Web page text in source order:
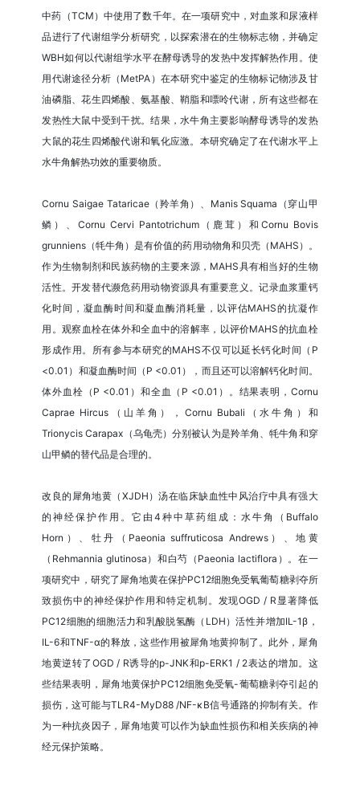
中药（TCM）中使用了数千年。在一项研究中，对血浆和尿液样
品进行了代谢组学分析研究，以探索潜在的生物标志物，并确定
WBH如何以代谢组学水平在酵母诱导的发热中发挥解热作用。使
用代谢途径分析（MetPA）在本研究中鉴定的生物标记物涉及甘
油磷脂、花生四烯酸、氨基酸、鞘脂和嘌呤代谢，所有这些都在
发热性大鼠中受到干扰。结果，水牛角主要影响酵母诱导的发热
大鼠的花生四烯酸代谢和氧化应激。本研究确定了在代谢水平上
水牛角解热功效的重要物质。
Cornu Saigae Tataricae（羚羊角）、Manis Squama（穿山甲
鳞）、Cornu Cervi Pantotrichum（鹿茸）和Cornu Bovis
grunniens（牦牛角）是有价值的药用动物角和贝壳（MAHS）。
作为生物制剂和民族药物的主要来源，MAHS具有相当好的生物
活性。开发替代濒危药用动物资源具有重要意义。记录血浆重钙
化时间，凝血酶时间和凝血酶消耗量，以评估MAHS的抗凝作
用。观察血栓在体外和全血中的溶解率，以评价MAHS的抗血栓
形成作用。所有参与本研究的MAHS不仅可以延长钙化时间（P
<0.01）和凝血酶时间（P <0.01），而且还可以溶解钙化时间。
体外血栓（P <0.01）和全血（P <0.01）。结果表明，Cornu
Caprae Hircus（山羊角），Cornu Bubali（水牛角）和
Trionycis Carapax（乌龟壳）分别被认为是羚羊角、牦牛角和穿
山甲鳞的替代品是合理的。
改良的犀角地黄（XJDH）汤在临床缺血性中风治疗中具有强大
的神经保护作用。它由4种中草药组成：水牛角（Buffalo
Horn）、牡丹（Paeonia suffruticosa Andrews）、地黄
（Rehmannia glutinosa）和白芍（Paeonia lactiflora）。在一
项研究中，研究了犀角地黄在保护PC12细胞免受氧葡萄糖剥夺所
致损伤中的神经保护作用和特定机制。发现OGD / R显著降低
PC12细胞的细胞活力和乳酸脱氢酶（LDH）活性并增加IL-1β，
IL-6和TNF-α的释放，这些作用被犀角地黄抑制了。此外，犀角
地黄逆转了OGD / R诱导的p-JNK和p-ERK1 / 2表达的增加。这
些结果表明，犀角地黄保护PC12细胞免受氧-葡萄糖剥夺引起的
损伤，这可能与TLR4-MyD88 /NF-κB信号通路的抑制有关。作
为一种抗炎因子，犀角地黄可以作为缺血性损伤和相关疾病的神
经元保护策略。